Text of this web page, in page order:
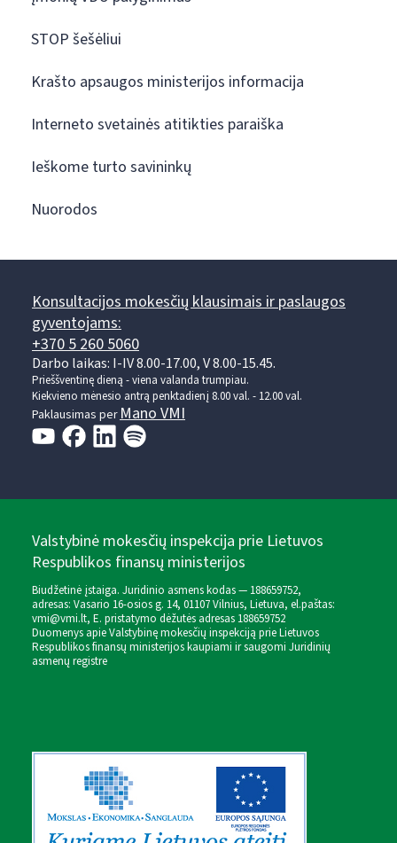
STOP šešėliui
Krašto apsaugos ministerijos informacija
Interneto svetainės atitikties paraiška
Ieškome turto savininkų
Nuorodos
Konsultacijos mokesčių klausimais ir paslaugos
gyventojams:
+370 5 260 5060
Darbo laikas: I-IV 8.00-17.00, V 8.00-15.45.
Prieššventinę dieną - viena valanda trumpiau.
Kiekvieno mėnesio antrą penktadienį 8.00 val. - 12.00 val.
Paklausimas perMano VMI
Valstybinė mokesčių inspekcija prie Lietuvos
Respublikos finansų ministerijos
Biudžetinė įstaiga. Juridinio asmens kodas — 188659752,
adresas: Vasario 16-osios g. 14, 01107 Vilnius, Lietuva, el.paštas:
vmi@vmi.lt, E. pristatymo dėžutės adresas 188659752
Duomenys apie Valstybinę mokesčių inspekciją prie Lietuvos
Respublikos finansų ministerijos kaupiami ir saugomi Juridinių
asmenų registre